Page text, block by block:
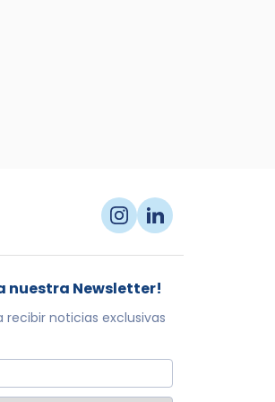
nuestra Newsletter!
recibir noticias exclusivas